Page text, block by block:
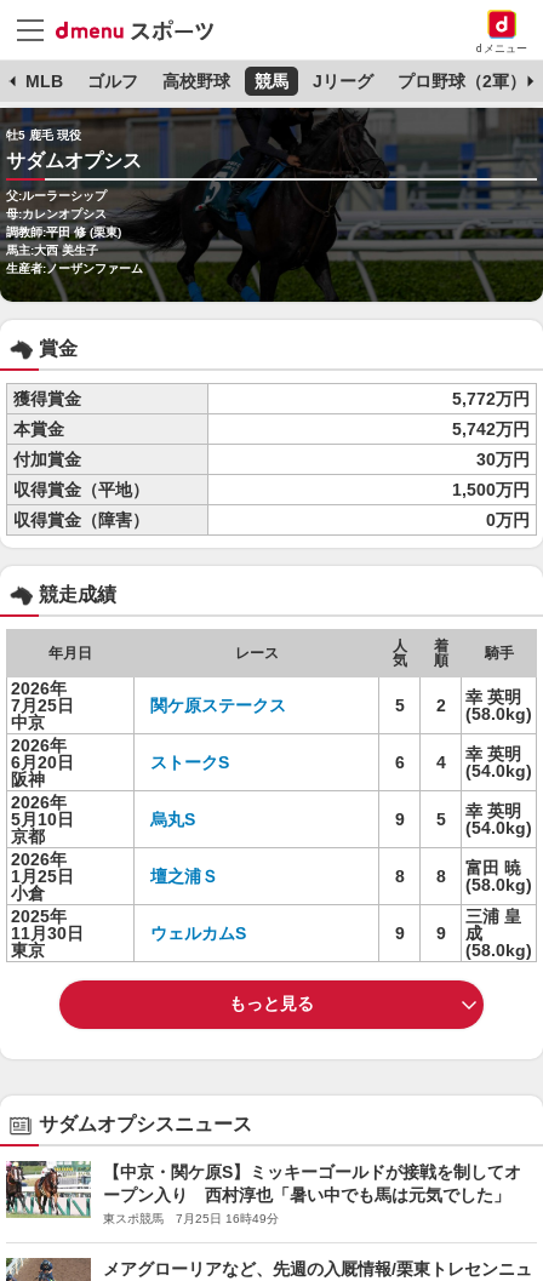
dメニュー
MLB ゴルフ 高校野球 競馬 Jリーグ プロ野球（2軍）
牡5 鹿毛 現役
サダムオプシス
父:ルーラーシップ
母:カレンオプシス
調教師:平田 修 (栗東)
馬主:大西 美生子
生産者:ノーザンファーム
賞金
獲得賞金
5,772万円
本賞金
5,742万円
付加賞金
30万円
収得賞金（平地）
1,500万円
収得賞金（障害）
0万円
競走成績
年月日 レース
人
気
着
順
騎手
2026年
7月25日
中京
関ケ原ステークス 5 2
幸 英明
(58.0kg)
2026年
6月20日
阪神
ストークS 6 4
幸 英明
(54.0kg)
2026年
5月10日
京都
烏丸S 9 5
幸 英明
(54.0kg)
2026年
1月25日
小倉
壇之浦Ｓ 8 8
富田 暁
(58.0kg)
2025年
11月30日
東京
ウェルカムS 9 9
三浦 皇
成
(58.0kg)
もっと見る
サダムオプシスニュース
【中京・関ケ原S】ミッキーゴールドが接戦を制してオ
ープン入り 西村淳也「暑い中でも馬は元気でした」
東スポ競馬 7月25日 16時49分
メアグローリアなど、先週の入厩情報/栗東トレセンニュ